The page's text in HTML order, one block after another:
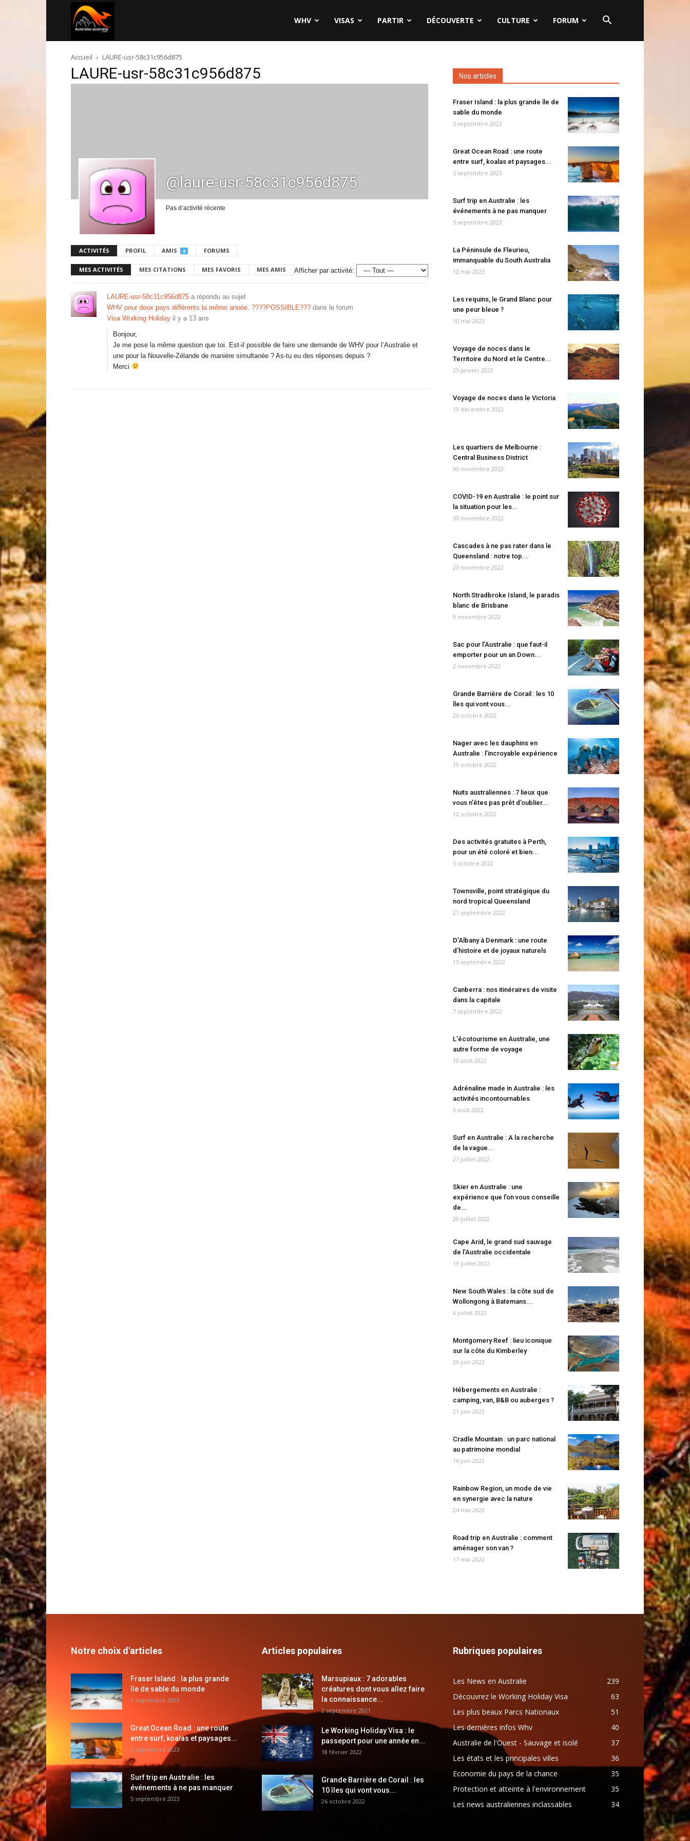
australie.com
WHV VISAS PARTIR DÉCOUVERTE CULTURE FORUM
Accueil LAURE-usr-58c31c956d875
LAURE-usr-58c31c956d875
@laure-usr-58c31c956d875
Pas d’activité récente
ACTIVITÉS PROFIL AMIS 0 FORUMS
MES ACTIVITÉS MES CITATIONS MES FAVORIS MES AMIS Afficher par activité:
LAURE-usr-58c31c956d875 a répondu au sujet
WHV pour deux pays différents la même année. ????POSSIBLE??? dans le forum
Visa Working Holiday il y a 13 ans
Bonjour,
Je me pose la même question que toi. Est-il possible de faire une demande de WHV pour l’Australie et
une pour la Nouvelle-Zélande de manière simultanée ? As-tu eu des réponses depuis ?
Merci
Nos articles
Fraser Island : la plus grande île de
sable du monde
5 septembre 2023
Great Ocean Road : une route
entre surf, koalas et paysages...
5 septembre 2023
Surf trip en Australie : les
événements à ne pas manquer
5 septembre 2023
La Péninsule de Fleurieu,
immanquable du South Australia
12 mai 2023
Les requins, le Grand Blanc pour
une peur bleue ?
10 mai 2023
Voyage de noces dans le
Territoire du Nord et le Centre...
25 janvier 2023
Voyage de noces dans le Victoria
19 décembre 2022
Les quartiers de Melbourne :
Central Business District
30 novembre 2022
COVID-19 en Australie : le point sur
la situation pour les...
30 novembre 2022
Cascades à ne pas rater dans le
Queensland : notre top...
23 novembre 2022
North Stradbroke Island, le paradis
blanc de Brisbane
9 novembre 2022
Sac pour l’Australie : que faut-il
emporter pour un an Down...
2 novembre 2022
Grande Barrière de Corail : les 10
îles qui vont vous...
26 octobre 2022
Nager avec les dauphins en
Australie : l’incroyable expérience
19 octobre 2022
Nuits australiennes : 7 lieux que
vous n’êtes pas prêt d’oublier...
12 octobre 2022
Des activités gratuites à Perth,
pour un été coloré et bien...
5 octobre 2022
Townsville, point stratégique du
nord tropical Queensland
21 septembre 2022
D’Albany à Denmark : une route
d’histoire et de joyaux naturels
15 septembre 2022
Canberra : nos itinéraires de visite
dans la capitale
7 septembre 2022
L’écotourisme en Australie, une
autre forme de voyage
10 août 2022
Adrénaline made in Australie : les
activités incontournables
3 août 2022
Surf en Australie : A la recherche
de la vague...
27 juillet 2022
Skier en Australie : une
expérience que l’on vous conseille
de...
20 juillet 2022
Cape Arid, le grand sud sauvage
de l’Australie occidentale
13 juillet 2022
New South Wales : la côte sud de
Wollongong à Batemans...
6 juillet 2022
Montgomery Reef : lieu iconique
sur la côte du Kimberley
29 juin 2022
Hébergements en Australie :
camping, van, B&B ou auberges ?
21 juin 2022
Cradle Mountain : un parc national
au patrimoine mondial
16 juin 2022
Rainbow Region, un mode de vie
en synergie avec la nature
24 mai 2022
Road trip en Australie : comment
aménager son van ?
17 mai 2022
Notre choix d'articles
Fraser Island : la plus grande
île de sable du monde
5 septembre 2023
Great Ocean Road : une route
entre surf, koalas et paysages...
5 septembre 2023
Surf trip en Australie : les
événements à ne pas manquer
5 septembre 2023
Articles populaires
Marsupiaux : 7 adorables
créatures dont vous allez faire
la connaissance...
2 septembre 2021
Le Working Holiday Visa : le
passeport pour une année en...
18 février 2022
Grande Barrière de Corail : les
10 îles qui vont vous...
26 octobre 2022
Rubriques populaires
Les News en Australie
239
Découvrez le Working Holiday Visa
63
Les plus beaux Parcs Nationaux
51
Les dernières infos Whv
40
Australie de l'Ouest - Sauvage et isolé
37
Les états et les principales villes
36
Economie du pays de la chance
35
Protection et atteinte à l'environnement
35
Les news australiennes inclassables
34